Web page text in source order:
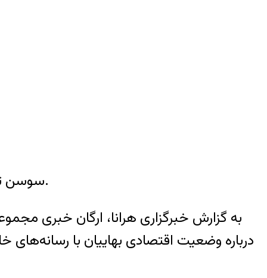
«سوسن تبیانیان» شهروند بهایی برای گذراندن محکومیت یک ساله خود به زندان رفت.
به گزارش خبرگزاری هرانا، ارگان خبری